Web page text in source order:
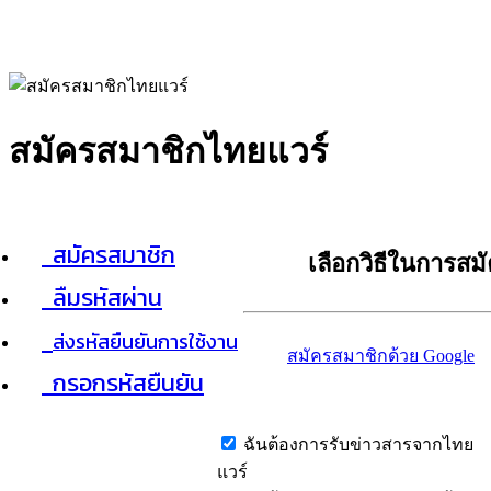
สมัครสมาชิกไทยแวร์
สมัครสมาชิก
ลืมรหัสผ่าน
ส่งรหัสยืนยันการใช้งาน
กรอกรหัสยืนยัน
เลือกวิธีในการส
สมัครสมาชิกด้วย Google
ฉันต้องการรับข่าวสารจากไทย
แวร์